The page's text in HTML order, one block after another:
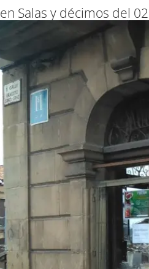
Salas y décimos del